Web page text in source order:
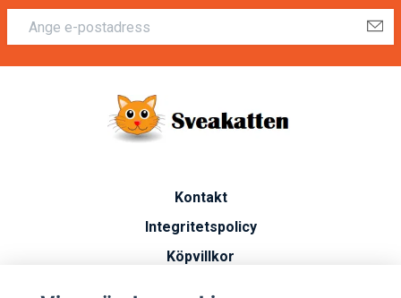
Kontakt
Integritetspolicy
Köpvillkor